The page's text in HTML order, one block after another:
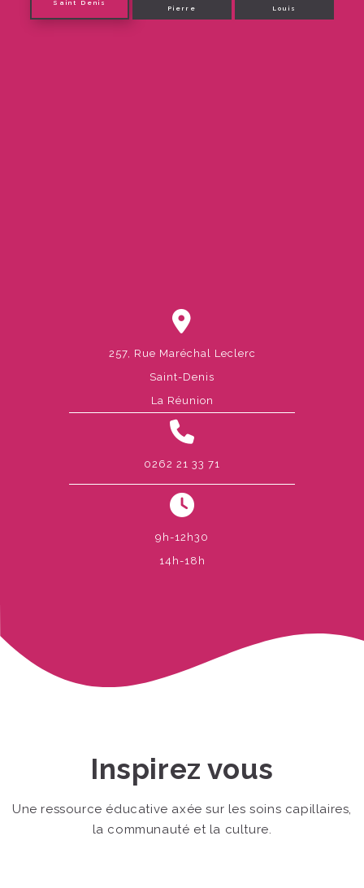
Saint Denis
Pierre
Louis
257, Rue Maréchal Leclerc
Saint-Denis
La Réunion
0262 21 33 71
9h-12h30
14h-18h
Inspirez vous
Une ressource éducative axée sur les soins capillaires,
la communauté et la culture.